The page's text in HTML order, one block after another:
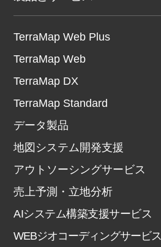
TerraMap Web Plus
TerraMap Web
TerraMap DX
TerraMap Standard
データ製品
地図システム開発支援
アウトソーシングサービス
売上予測・立地分析
AIシステム構築支援サービス
WEBジオコーディングサービス